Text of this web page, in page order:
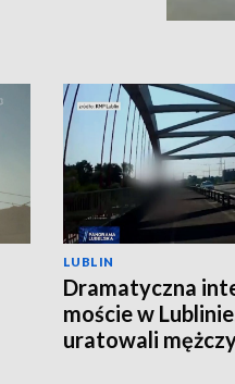
LUBLIN
Dramatyczna
moście w
uratowali